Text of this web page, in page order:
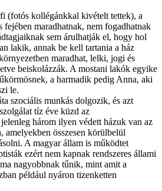
(fotós kollégánkkal kivételt tettek), a
fejében maradhatnak, nem fogadhatnak
sem árulhatják el, hogy hol
lakik, annak be kell tartania a ház
maradhat, lelki, jogi és
beiskolázzák. A mostani lakók egyike
a harmadik pedig Anna, aki
le.
szociális munkás dolgozik, és azt
tíz éve küzd az
három ilyen védett házuk van az
amelyekben összesen körülbelül
A magyar állam is működtet
ezért nem kapnak rendszeres állami
nagyobbnak tűnik, mint amit a
például nyáron tizenketten